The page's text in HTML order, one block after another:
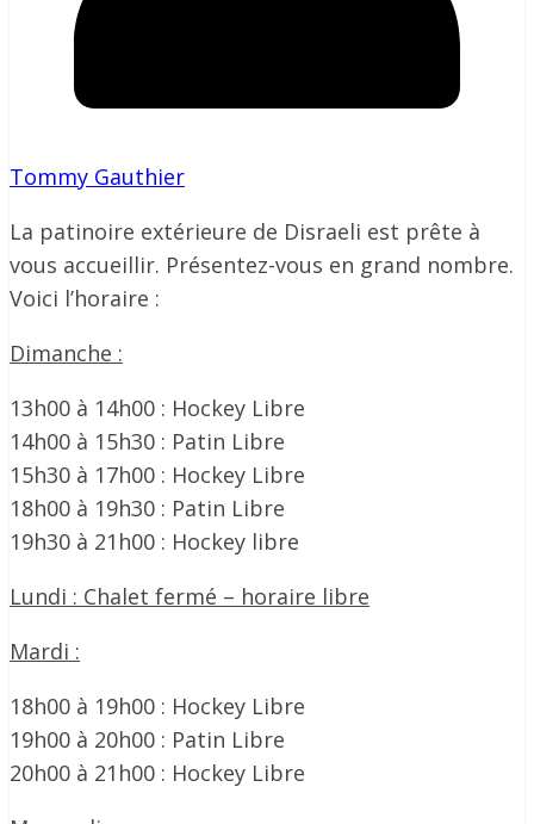
Tommy Gauthier
La patinoire extérieure de Disraeli est prête à
vous accueillir. Présentez-vous en grand nombre.
Voici l’horaire :
Dimanche :
13h00 à 14h00 : Hockey Libre
14h00 à 15h30 : Patin Libre
15h30 à 17h00 : Hockey Libre
18h00 à 19h30 : Patin Libre
19h30 à 21h00 : Hockey libre
Lundi : Chalet fermé – horaire libre
Mardi :
18h00 à 19h00 : Hockey Libre
19h00 à 20h00 : Patin Libre
20h00 à 21h00 : Hockey Libre